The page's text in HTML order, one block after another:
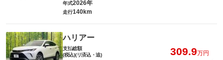
年式2026年
走行140km
ハリアー
支払総額
(税込)(リ済込・追)
309.9万円